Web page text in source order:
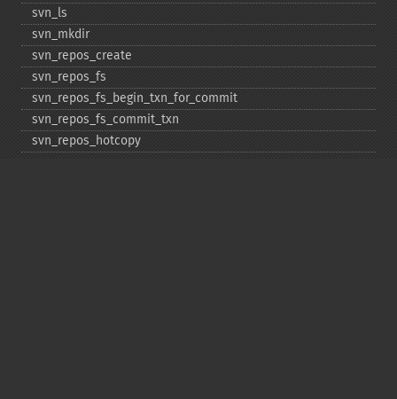
svn_​ls
svn_​mkdir
svn_​repos_​create
svn_​repos_​fs
svn_​repos_​fs_​begin_​txn_​for_​commit
svn_​repos_​fs_​commit_​txn
svn_​repos_​hotcopy